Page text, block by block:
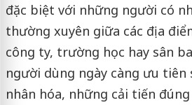
đặc biệt với những người có
thường xuyên giữa các địa
công ty, trường học hay sân
người dùng ngày càng ưu tiên
nhân hóa, những cải tiến